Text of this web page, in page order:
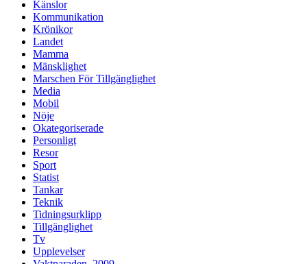
Känslor
Kommunikation
Krönikor
Landet
Mamma
Mänsklighet
Marschen För Tillgänglighet
Media
Mobil
Nöje
Okategoriserade
Personligt
Resor
Sport
Statist
Tankar
Teknik
Tidningsurklipp
Tillgänglighet
Tv
Upplevelser